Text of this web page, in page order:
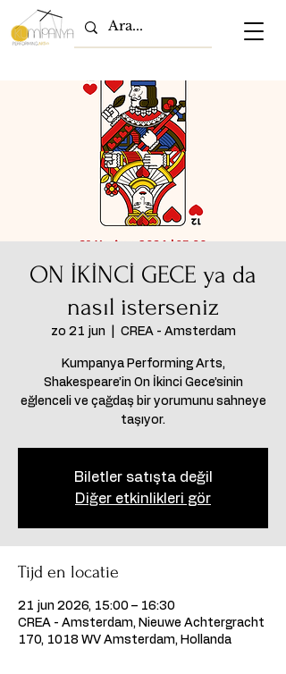
ON İKİNCİ GECE ya da
nasıl isterseniz
zo 21 jun CREA - Amsterdam
Kumpanya Performing Arts,
Shakespeare’in On İkinci Gece’sinin
eğlenceli ve çağdaş bir yorumunu sahneye
taşıyor.
Biletler satışta değil
Diğer etkinlikleri gör
Tijd en locatie
21 jun 2026, 15:00 – 16:30
CREA - Amsterdam, Nieuwe Achtergracht
170, 1018 WV Amsterdam, Hollanda